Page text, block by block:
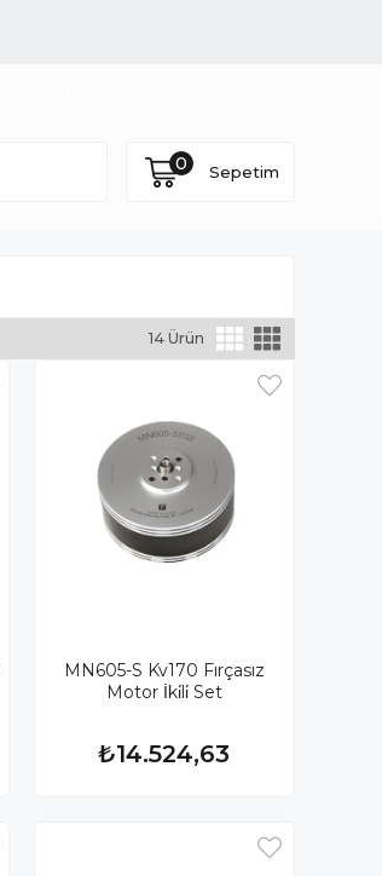
Sepetim
0
14 Ürün
MN605-S Kv170 Fırçasız
Motor İki̇li̇ Set
₺14.524,63